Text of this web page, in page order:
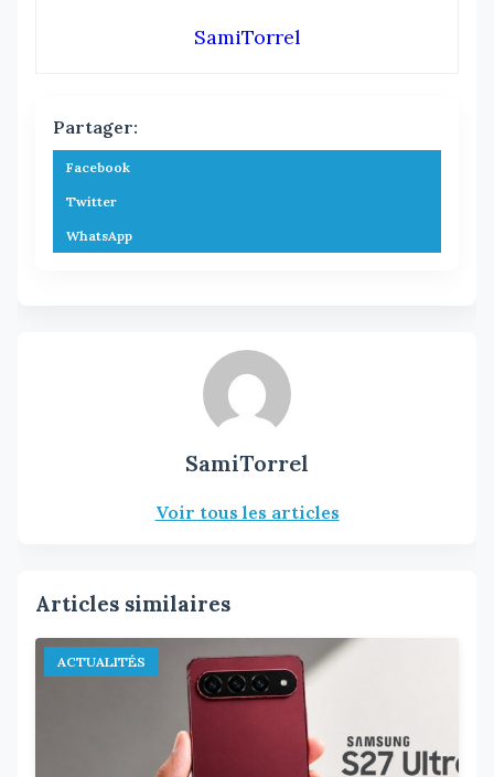
SamiTorrel
Partager:
Facebook
Twitter
WhatsApp
SamiTorrel
Voir tous les articles
Articles similaires
ACTUALITÉS